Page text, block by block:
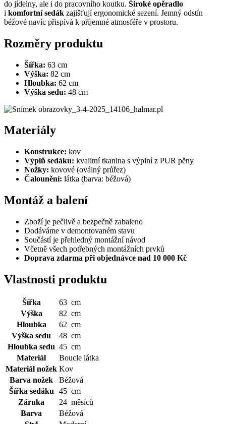
do jídelny, ale i do pracovního koutku. Široké opěradlo
i komfortní sedák zajišťují ergonomické sezení. Jemný odstín
béžové navíc přispívá k příjemné atmosféře v prostoru.
Rozměry produktu
Šířka: 63 cm
Výška: 82 cm
Hloubka: 62 cm
Výška sedu: 48 cm
Materiály
Konstrukce: kov
Výplň sedáku: kvalitní tkanina s výplní z PUR pěny
Nožky: kovové (oválný průřez)
Čalounění: látka (barva: béžová)
Montáž a balení
Zboží je pečlivě a bezpečně zabaleno
Dodáváme v demontovaném stavu
Součástí je přehledný montážní návod
Včetně všech potřebných montážních prvků
Doprava zdarma při objednávce nad 10 000 Kč
Vlastnosti produktu
Šířka
63 cm
Výška
82 cm
Hloubka
62 cm
Výška sedu
48 cm
Hloubka sedu 45 cm
Materiál
Boucle látka
Materiál nožek Kov
Barva nožek
Béžová
Šířka sedáku
45 cm
Záruka
24 měsíců
Barva
Béžová